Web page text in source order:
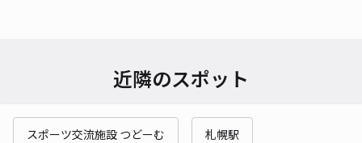
近隣のスポット
スポーツ交流施設 つどーむ 札幌駅